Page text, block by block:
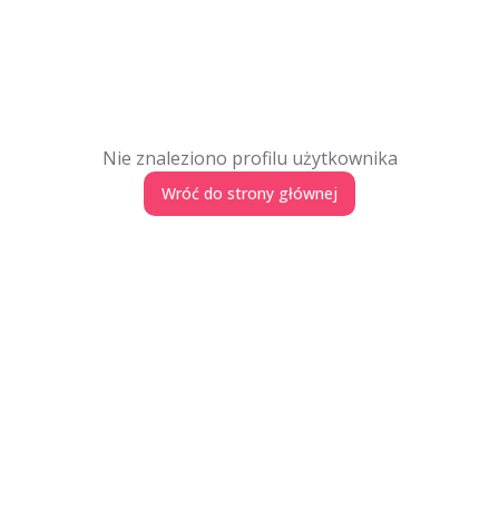
Nie znaleziono profilu użytkownika
Wróć do strony głównej